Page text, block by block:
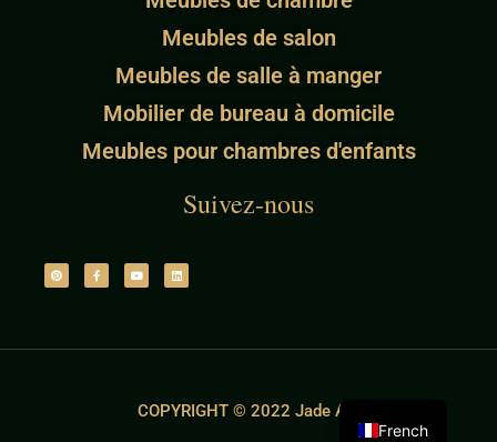
Meubles de salon
Meubles de salle à manger
Mobilier de bureau à domicile
Meubles pour chambres d'enfants
Suivez-nous
COPYRIGHT © 2022 Jade Ant
French